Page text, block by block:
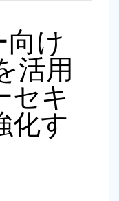
向け
活用
セキ
化す